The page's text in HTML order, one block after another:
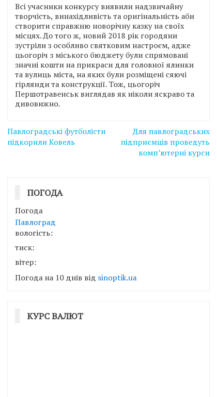
Всі учасники конкурсу виявили надзвичайну
творчість, винахідливість та оригінальність аби
створити справжню новорічну казку на своїх
місцях. До того ж, новий 2018 рік городяни
зустріли з особливо святковим настроєм, адже
цьогоріч з міського бюджету були спрямовані
значні кошти на прикраси для головної ялинки
та вулиць міста, на яких були розміщені сяючі
гірлянди та конструкції. Тож, цьогоріч
Першотравенськ виглядав як ніколи яскраво та
дивовижно.
Навігація
записів
Павлоградські футболісти
підкорили Ковель
Для павлоградських
підприємців проведуть
комп’ютерні курси
ПОГОДА
Погода
Павлоград
вологість:
тиск:
вітер:
Погода на 10 днів від sinoptik.ua
КУРС ВАЛЮТ